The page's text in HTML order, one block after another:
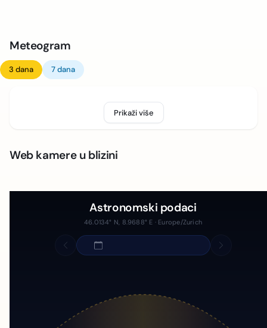
Meteogram
3 dana 7 dana
Prikaži više
Web kamere u blizini
Astronomski podaci
46.0134° N, 8.9688° E · Europe/Zurich